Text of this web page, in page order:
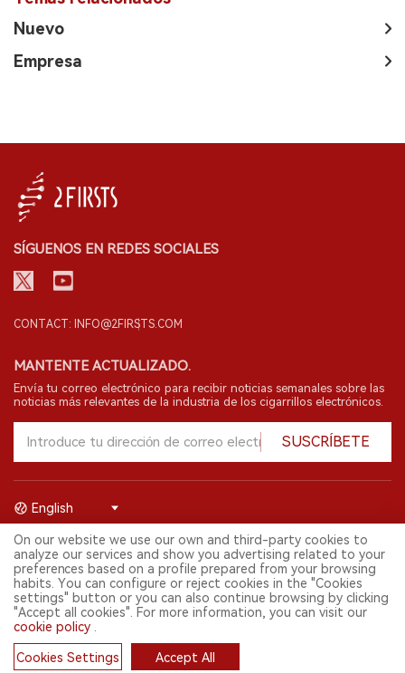
Nuevo
Empresa
SÍGUENOS EN REDES SOCIALES
CONTACT: INFO@2FIRSTS.COM
MANTENTE ACTUALIZADO.
Envía tu correo electrónico para recibir noticias semanales sobre las
noticias más relevantes de la industria de los cigarrillos electrónicos.
SUSCRÍBETE
© 2026 Shenzhen 2FIRSTS Technology Co.,Ltd. Todos los derechos
reservados.
2FIRSTS solo es accesible para profesionales de la industria,
investigadores, medios y otros profesionales. El acceso por menores
está prohibido.
Este sitio web presta servicios a usuarios fuera del territorio chino
continental. Para usuarios en la China continental, por favor
visitahttps://cn.2firsts.com
English
On our website we use our own and third-party cookies to
analyze our services and show you advertising related to your
preferences based on a profile prepared from your browsing
habits. You can configure or reject cookies in the "Cookies
settings" button or you can also continue browsing by clicking
"Accept all cookies". For more information, you can visit our
cookie policy
Cookies Settings Accept All